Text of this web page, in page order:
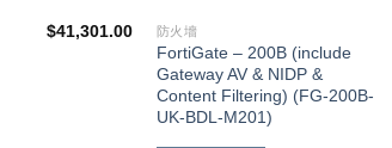
$41,301.00 防火墻
FortiGate – 200B (include
Gateway AV & NIDP &
Content Filtering) (FG-200B-
UK-BDL-M201)